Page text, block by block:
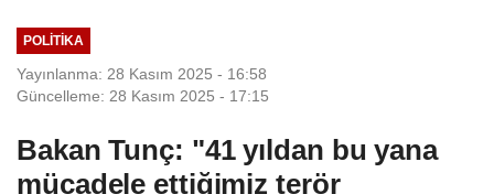
POLITIKA
Yayınlanma: 28 Kasım 2025 - 16:58
Güncelleme: 28 Kasım 2025 - 17:15
Bakan Tunç: "41 yıldan bu yana
mücadele ettiğimiz terör